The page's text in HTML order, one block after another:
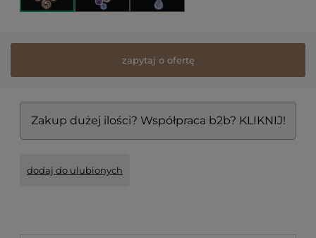
zapytaj o ofertę
Zakup dużej ilości? Współpraca b2b? KLIKNIJ!
dodaj do ulubionych